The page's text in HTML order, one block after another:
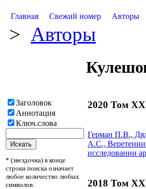
Главная Свежий номер Авторы
> Авторы
Заголовок
Аннотация
Ключ.слова
* (звездочка) в конце
строки поиска означает
любое количество любых
символов.
2020 Том
Герман П.В.,
А.С.,
исследовании
2018 Том